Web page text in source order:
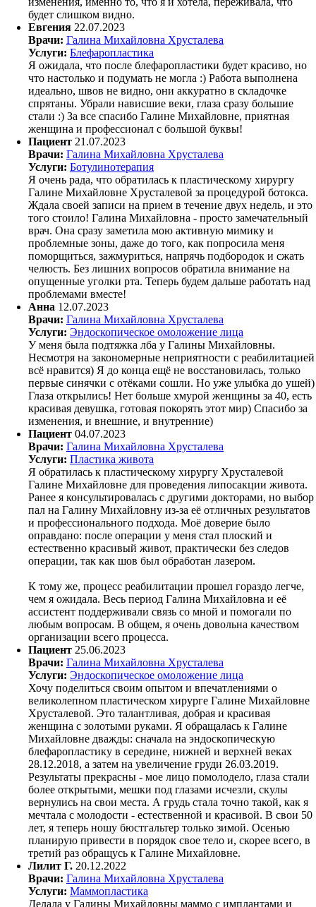
будет слишком видно.
Евгения 22.07.2023
Врачи: Галина Михайловна Хрусталева
Услуги: Блефаропластика
Я ожидала, что после блефаропластики будет красиво, но
что настолько и подумать не могла :) Работа выполнена
идеально, швов не видно, они аккуратно в складочке
спрятаны. Убрали нависшие веки, глаза сразу большие
стали :) За все спасибо Галине Михайловне, приятная
женщина и профессионал с большой буквы!
Пациент 21.07.2023
Врачи: Галина Михайловна Хрусталева
Услуги: Ботулинотерапия
Я очень рада, что обратилась к пластическому хирургу
Галине Михайловне Хрусталевой за процедурой ботокса.
Ждала своей записи на прием в течение двух недель, и это
того стоило! Галина Михайловна - просто замечательный
врач. Она сразу заметила мою активную мимику и
проблемные зоны, даже до того, как попросила меня
поморщиться, зажмуриться, напрячь подбородок и сжать
челюсть. Без лишних вопросов обратила внимание на
опущенные уголки рта. Теперь будем дальше работать над
проблемами вместе!
Анна 12.07.2023
Врачи: Галина Михайловна Хрусталева
Услуги: Эндоскопическое омоложение лица
У меня была подтяжка лба у Галины Михайловны.
Несмотря на закономерные неприятности с реабилитацией
всё нравится) Я до конца ещё не восстановилась, только
первые синячки с отёками сошли. Но уже улыбка до ушей)
Глаза открылись! Нет больше хмурой женщины за 40, есть
красивая девушка, готовая покорять этот мир) Спасибо за
изменения, и внешние, и внутренние)
Пациент 04.07.2023
Врачи: Галина Михайловна Хрусталева
Услуги: Пластика живота
Я обратилась к пластическому хирургу Хрусталевой
Галине Михайловне для проведения липосакции живота.
Ранее я консультировалась с другими докторами, но выбор
пал на Галину Михайловну из-за её отличных результатов
и профессионального подхода. Моё доверие было
оправдано: после операции у меня стал плоский и
естественно красивый живот, практически без следов
операции, так как шов был обработан лазером.
К тому же, процесс реабилитации прошел гораздо легче,
чем я ожидала. Весь период Галина Михайловна и её
ассистент поддерживали связь со мной и помогали по
любым вопросам. В общем, я очень довольна качеством
организации всего процесса.
Пациент 25.06.2023
Врачи: Галина Михайловна Хрусталева
Услуги: Эндоскопическое омоложение лица
Хочу поделиться своим опытом и впечатлениями о
великолепном пластическом хирурге Галине Михайловне
Хрусталевой. Это талантливая, добрая и красивая
женщина с золотыми руками. Я обращалась к Галине
Михайловне дважды: сначала на эндоскопическую
блефаропластику в середине, нижней и верхней веках
28.12.2018, а затем на увеличение груди 26.03.2019.
Результаты прекрасны - мое лицо помолодело, глаза стали
более открытыми, мешки под глазами исчезли, скулы
вернулись на свои места. А грудь стала точно такой, как я
мечтала с молодости - естественной и красивой. В свои 50
лет, я теперь ношу бюстгальтер только зимой. Осенью
планирую привести в порядок свое тело и, скорее всего, в
третий раз обращусь к Галине Михайловне.
Лилит Г. 20.12.2022
Врачи: Галина Михайловна Хрусталева
Услуги: Маммопластика
Делaла у Галины Михайловны маммо с имплантами и